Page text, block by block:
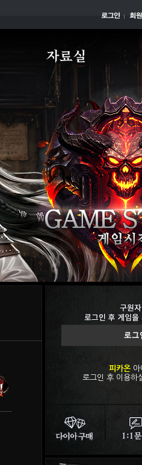
자료실
피카온 아
로그인 후 이용하